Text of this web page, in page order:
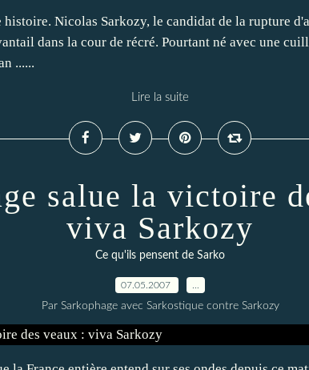
Nicolas Sarkozy, le candidat de la rupture
dans la cour de récré. Pourtant né avec une
......
Lire la suite
salue la victoire
viva Sarkozy
Ce qu'ils pensent de Sarko
07.05.2007
Par Sarkophage avec Sarkostique contre Sarkozy